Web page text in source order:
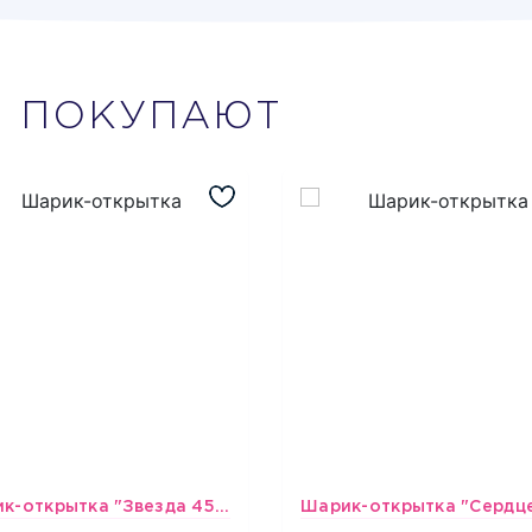
ПОКУПАЮТ
Шарик-открытка "Звезда 45 см" №1
493 493